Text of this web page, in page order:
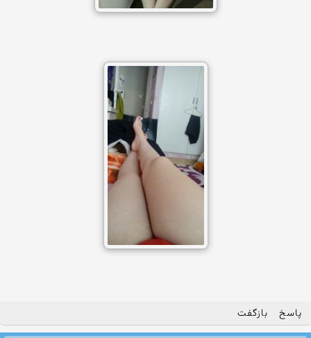
پاسخ بازگفت